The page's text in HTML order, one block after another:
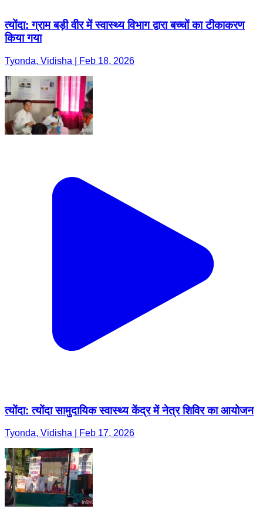
त्योंदा: ग्राम बड़ी वीर में स्वास्थ्य विभाग द्वारा बच्चों का टीकाकरण
किया गया
Tyonda, Vidisha | Feb 18, 2026
त्योंदा: त्योंदा सामुदायिक स्वास्थ्य केंद्र में नेत्र शिविर का आयोजन
Tyonda, Vidisha | Feb 17, 2026